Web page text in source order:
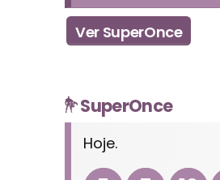
Ver SuperOnce
SuperOnce
Hoje.